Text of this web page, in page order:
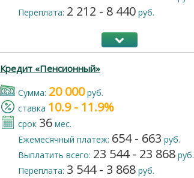
Переплата: 2 212 - 8 440 руб.
Кредит «Пенсионный»
Cумма: 20 000руб.
cтавка 10.9 - 11.9%
срок 36 мес.
Ежемесячный платеж: 654 - 663 руб.
Выплатить всего: 23 544 - 23 868 руб.
Переплата: 3 544 - 3 868 руб.